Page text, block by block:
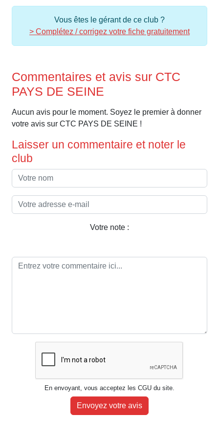
Vous êtes le gérant de ce club ?
> Complétez / corrigez votre fiche gratuitement
Commentaires et avis sur CTC
PAYS DE SEINE
Aucun avis pour le moment. Soyez le premier à donner
votre avis sur CTC PAYS DE SEINE !
Laisser un commentaire et noter le
club
Votre note :
En envoyant, vous acceptez les CGU du site.
Envoyez votre avis